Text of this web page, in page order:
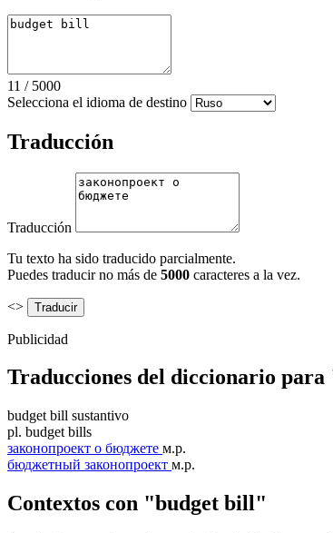
11 / 5000
Selecciona el idioma de destino
Traducción
Traducción
Tu texto ha sido traducido parcialmente.
Puedes traducir no más de 5000 caracteres a la vez.
<>
Publicidad
Traducciones del diccionario
budget bill sustantivo
pl. budget bills
законопроект о бюджете м.р.
бюджетный законопроект м.р.
Contextos con "budget bill"